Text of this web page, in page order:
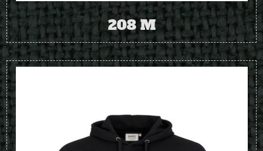
208 M